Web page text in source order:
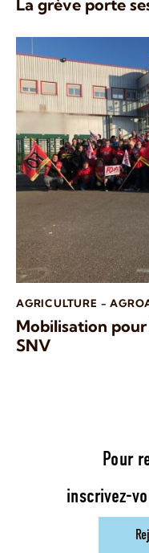
La grève porte
AGRICULTURE -
Mobilisation
SNV
Pour
inscrivez-